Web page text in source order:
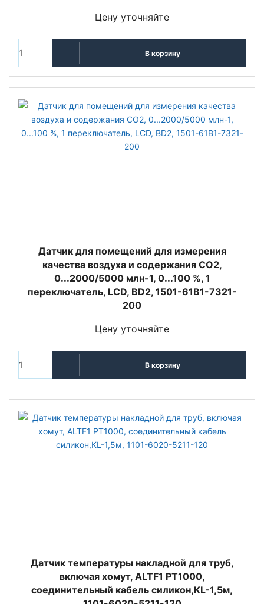
Цену уточняйте
В корзину
Датчик для помещений для измерения
качества воздуха и содержания CO2,
0...2000/5000 млн-1, 0...100 %, 1
переключатель, LCD, BD2, 1501-61B1-7321-
200
Цену уточняйте
В корзину
Датчик температуры накладной для труб,
включая хомут, ALTF1 PT1000,
соединительный кабель силикон,KL-1,5м,